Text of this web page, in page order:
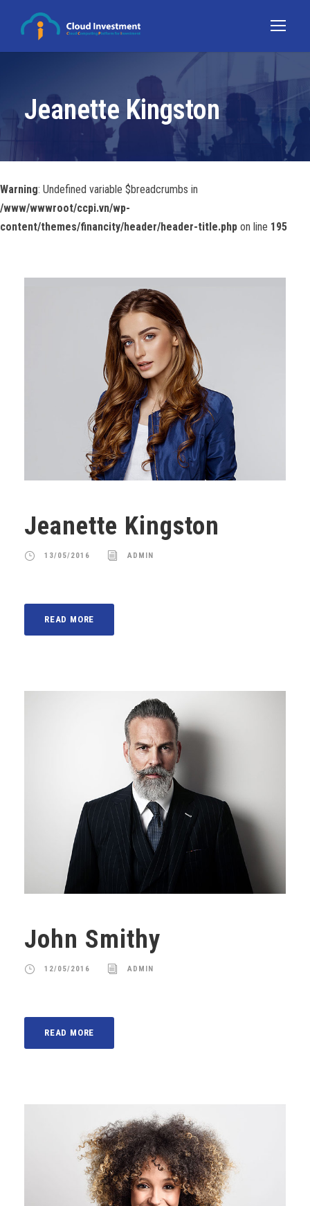
Jeanette Kingston
Warning: Undefined variable $breadcrumbs in
/www/wwwroot/ccpi.vn/wp-
content/themes/financity/header/header-title.php on line 195
Jeanette Kingston
13/05/2016 ADMIN
READ MORE
John Smithy
12/05/2016 ADMIN
READ MORE